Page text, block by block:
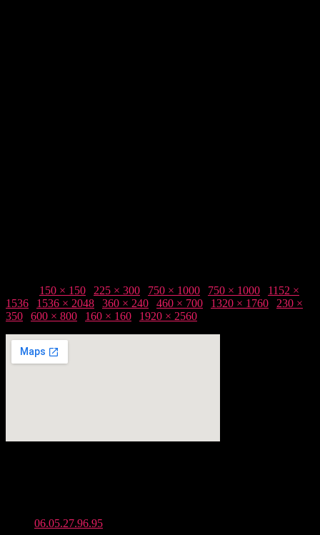
150 × 150 225 × 300 750 × 1000 750 × 1000
1152 ×
1536
1536 × 2048 360 × 240 460 × 700 1320 × 1760
230 ×
350
600 × 800 160 × 160 1920 × 2560
06.05.27.96.95